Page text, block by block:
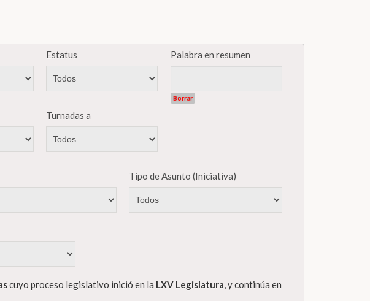
Estatus Palabra en resumen
Borrar
Turnadas a
Tipo de Asunto (Iniciativa)
cuyo proceso legislativo inició en la LXV Legislatura, y continúa en